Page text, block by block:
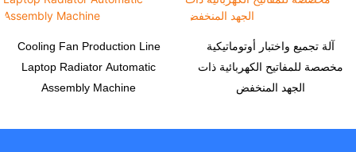
Cooling Fan Production Line
Laptop Radiator Automatic
Assembly Machine
آلة تجميع واختبار أوتوماتيكية
مخصصة للمفاتيح الكهربائية ذات
الجهد المنخفض